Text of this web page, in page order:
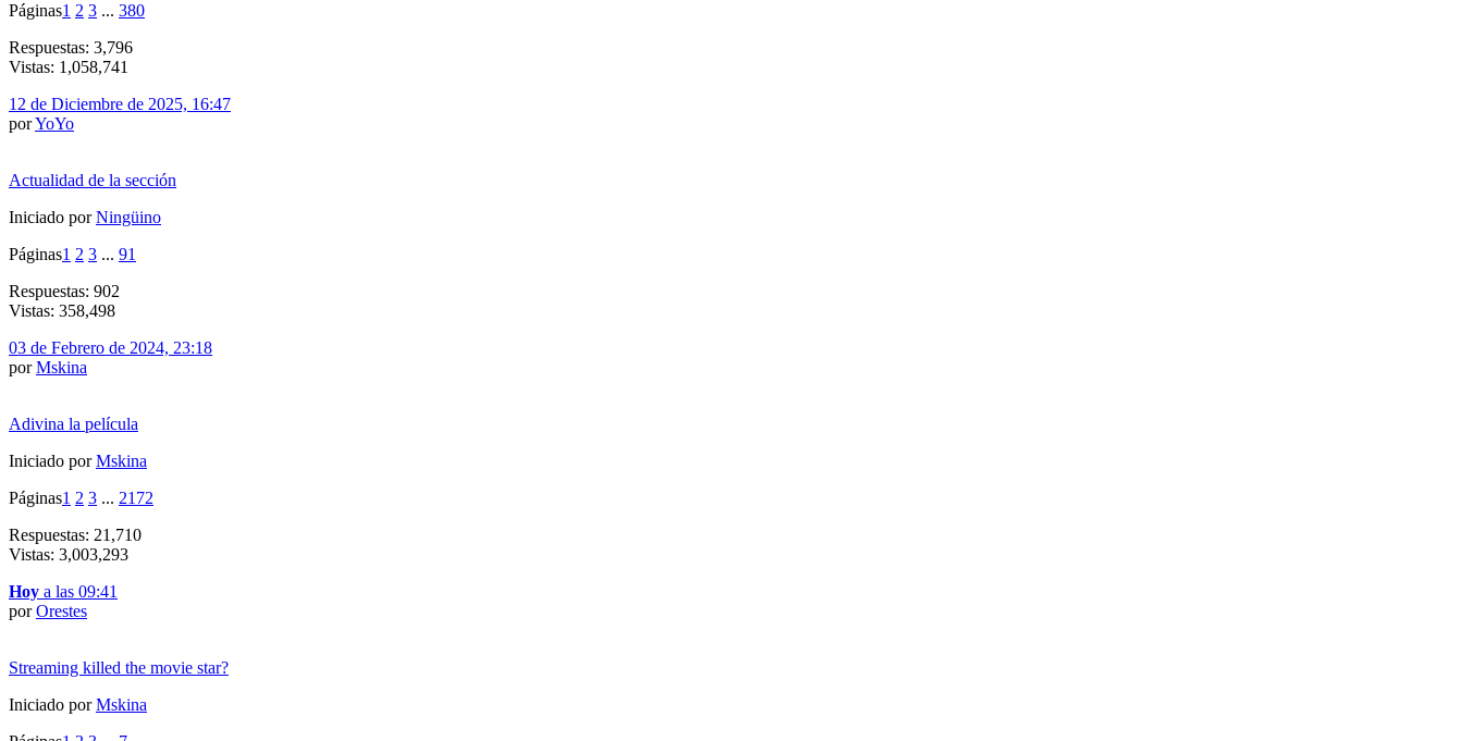
Páginas1 2 3 ... 380
Respuestas: 3,796
Vistas: 1,058,741
12 de Diciembre de 2025, 16:47
porYoYo
Actualidad de la sección
Iniciado porNingüino
Páginas1 2 3 ... 91
Respuestas: 902
Vistas: 358,498
03 de Febrero de 2024, 23:18
porMskina
Adivina la película
Iniciado porMskina
Páginas1 2 3 ... 2172
Respuestas: 21,710
Vistas: 3,003,293
Hoy a las 09:41
porOrestes
Streaming killed the movie star?
Iniciado porMskina